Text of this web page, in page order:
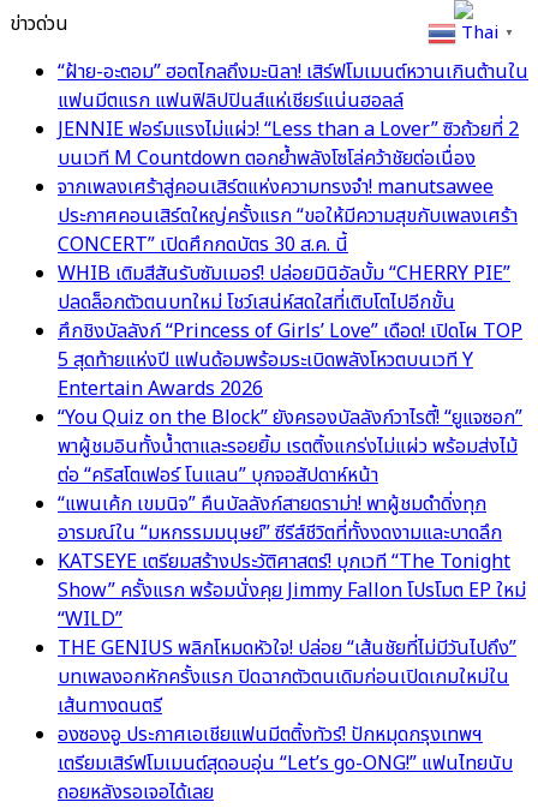
ข่าวด่วน
“ฝ้าย-อะตอม” ฮอตไกลถึงมะนิลา! เสิร์ฟโมเมนต์หวานเกินต้านใน
แฟนมีตแรก แฟนฟิลิปปินส์แห่เชียร์แน่นฮอลล์
JENNIE ฟอร์มแรงไม่แผ่ว! “Less than a Lover” ซิวถ้วยที่ 2
บนเวที M Countdown ตอกย้ำพลังโซโล่คว้าชัยต่อเนื่อง
จากเพลงเศร้าสู่คอนเสิร์ตแห่งความทรงจำ! manutsawee
ประกาศคอนเสิร์ตใหญ่ครั้งแรก “ขอให้มีความสุขกับเพลงเศร้า
CONCERT” เปิดศึกกดบัตร 30 ส.ค. นี้
WHIB เติมสีสันรับซัมเมอร์! ปล่อยมินิอัลบั้ม “CHERRY PIE”
ปลดล็อกตัวตนบทใหม่ โชว์เสน่ห์สดใสที่เติบโตไปอีกขั้น
ศึกชิงบัลลังก์ “Princess of Girls’ Love” เดือด! เปิดโผ TOP
5 สุดท้ายแห่งปี แฟนด้อมพร้อมระเบิดพลังโหวตบนเวที Y
Entertain Awards 2026
“You Quiz on the Block” ยังครองบัลลังก์วาไรตี้! “ยูแจซอก”
พาผู้ชมอินทั้งน้ำตาและรอยยิ้ม เรตติ้งแกร่งไม่แผ่ว พร้อมส่งไม้
ต่อ “คริสโตเฟอร์ โนแลน” บุกจอสัปดาห์หน้า
“แพนเค้ก เขมนิจ” คืนบัลลังก์สายดราม่า! พาผู้ชมดำดิ่งทุก
อารมณ์ใน “มหกรรมมนุษย์” ซีรีส์ชีวิตที่ทั้งงดงามและบาดลึก
KATSEYE เตรียมสร้างประวัติศาสตร์! บุกเวที “The Tonight
Show” ครั้งแรก พร้อมนั่งคุย Jimmy Fallon โปรโมต EP ใหม่
“WILD”
THE GENIUS พลิกโหมดหัวใจ! ปล่อย “เส้นชัยที่ไม่มีวันไปถึง”
บทเพลงอกหักครั้งแรก ปิดฉากตัวตนเดิมก่อนเปิดเกมใหม่ใน
เส้นทางดนตรี
องซองอู ประกาศเอเชียแฟนมีตติ้งทัวร์! ปักหมุดกรุงเทพฯ
เตรียมเสิร์ฟโมเมนต์สุดอบอุ่น “Let’s go-ONG!” แฟนไทยนับ
ถอยหลังรอเจอได้เลย
Thai ▼